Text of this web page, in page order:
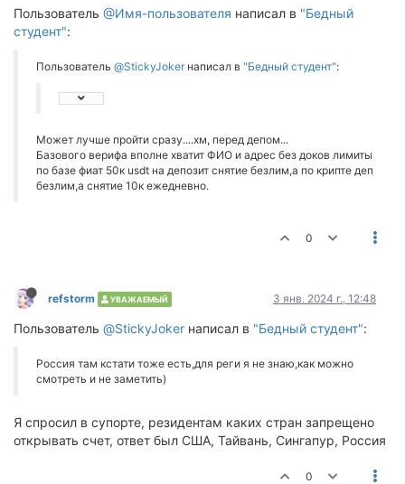
Пользователь @Имя-пользователя написал в "Бедный
студент":
Пользователь @StickyJokerнаписал в "Бедный студент":
Может лучше пройти сразу....хм, перед депом...
Базового верифа вполне хватит ФИО и адрес без доков лимиты
по базе фиат 50к usdt на депозит снятие безлим,а по крипте деп
безлим,а снятие 10к ежедневно.
0
refstorm УВАЖАЕМЫЙ 3 янв. 2024 г., 12:48
Пользователь @StickyJoker написал в "Бедный студент":
Россия там кстати тоже есть,для реги я не знаю,как можно
смотреть и не заметить)
Я спросил в супорте, резидентам каких стран запрещено
открывать счет, ответ был США, Тайвань, Сингапур, Россия
0